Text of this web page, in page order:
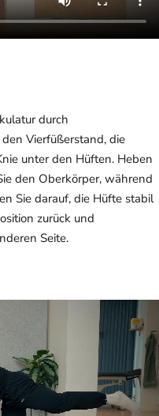
durch
Vierfüßerstand, die
unter den Hüften. Heben
den Oberkörper, während
Sie darauf, die Hüfte stabil
zurück und
Seite.